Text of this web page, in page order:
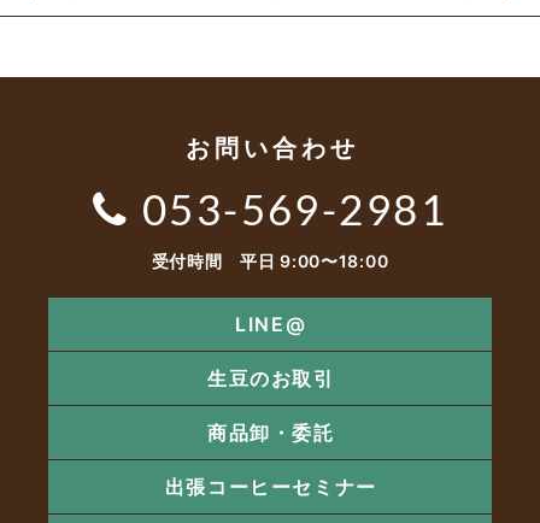
お問い合わせ
053-569-2981
受付時間 平日 9:00〜18:00
LINE@
生豆のお取引
商品卸・委託
出張コーヒーセミナー